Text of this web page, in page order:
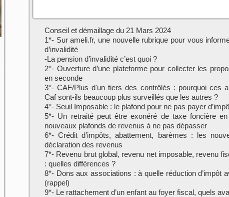
Conseil et démaillage du 21 Mars 2024
1*- Sur ameli.fr, une nouvelle rubrique pour vous
d’invalidité
-La pension d’invalidité c’est quoi ?
2*- Ouverture d’une plateforme pour collecter les
en seconde
3*- CAF/Plus d'un tiers des contrôlés : pourquoi ces
Caf sont-ils beaucoup plus surveillés que les autres ?
4*- Seuil Imposable : le plafond pour ne pas payer
5*- Un retraité peut être exonéré de taxe foncière
nouveaux plafonds de revenus à ne pas dépasser
6*- Crédit d’impôts, abattement, barèmes : les
déclaration des revenus
7*- Revenu brut global, revenu net imposable, revenu
: quelles différences ?
8*- Dons aux associations : à quelle réduction d’impôt
(rappel)
9*- Le rattachement d’un enfant au foyer fiscal, quels